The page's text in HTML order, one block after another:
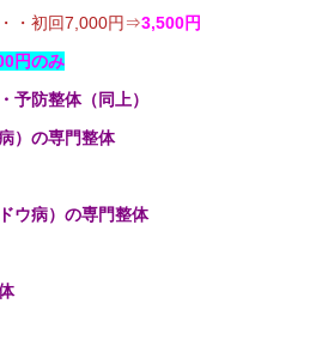
・初回7,000円⇒3,500円
円のみ
予防整体（同上）
）の専門整体
ウ病）の専門整体